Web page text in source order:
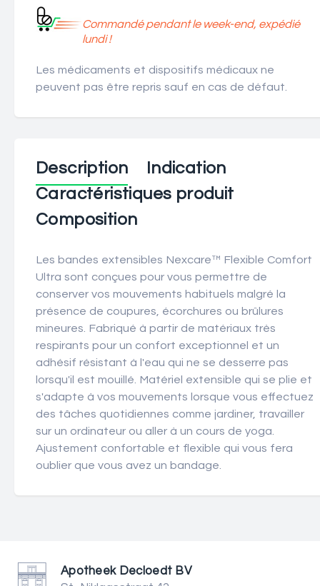
Commandé pendant le week-end, expédié
lundi !
Les médicaments et dispositifs médicaux ne
peuvent pas être repris sauf en cas de défaut.
Description
Indication
Caractéristiques produit
Composition
Les bandes extensibles Nexcare™ Flexible Comfort
Ultra sont conçues pour vous permettre de
conserver vos mouvements habituels malgré la
présence de coupures, écorchures ou brûlures
mineures. Fabriqué à partir de matériaux très
respirants pour un confort exceptionnel et un
adhésif résistant à l'eau qui ne se desserre pas
lorsqu'il est mouillé. Matériel extensible qui se plie et
s'adapte à vos mouvements lorsque vous effectuez
des tâches quotidiennes comme jardiner, travailler
sur un ordinateur ou aller à un cours de yoga.
Ajustement confortable et flexible qui vous fera
oublier que vous avez un bandage.
Apotheek Decloedt BV